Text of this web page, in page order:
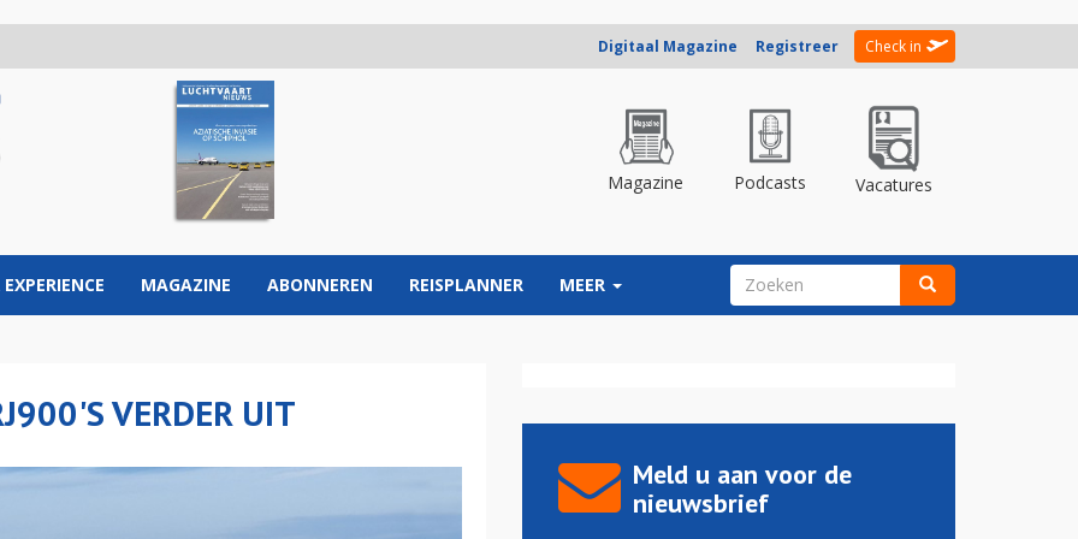
Digitaal Magazine Registreer Check in
Magazine Podcasts Vacatures
EXPERIENCE MAGAZINE ABONNEREN REISPLANNER MEER ZOEKVELD
VERDER UIT
Meld u aan voor de
nieuwsbrief